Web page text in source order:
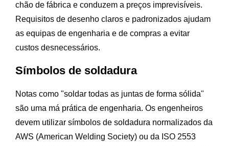
chão de fábrica e conduzem a preços imprevisíveis.
Requisitos de desenho claros e padronizados ajudam
as equipas de engenharia e de compras a evitar
custos desnecessários.
Símbolos de soldadura
Notas como "soldar todas as juntas de forma sólida"
são uma má prática de engenharia. Os engenheiros
devem utilizar símbolos de soldadura normalizados da
AWS (American Welding Society) ou da ISO 2553